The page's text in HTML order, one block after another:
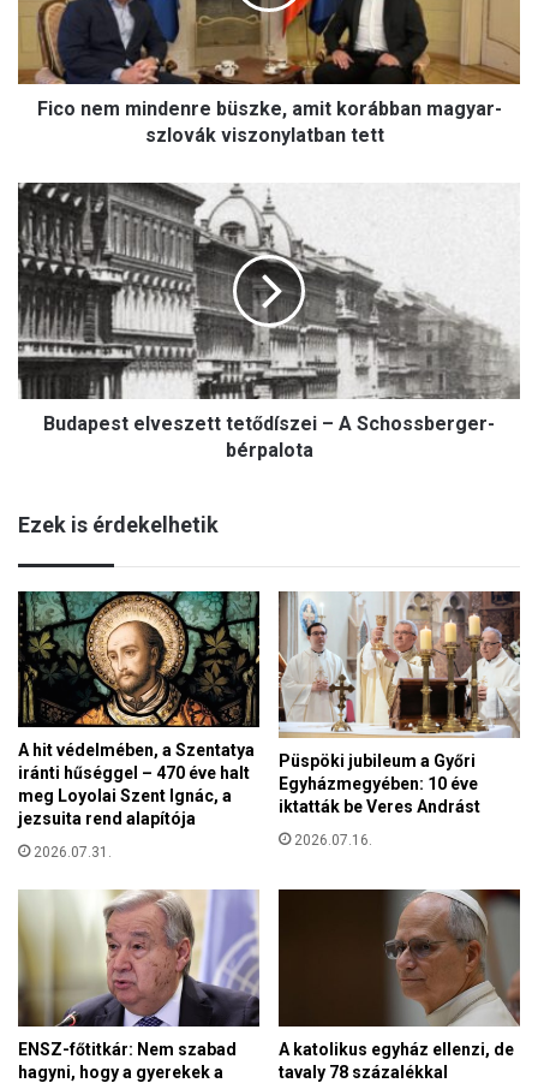
korábban
magyar-
szlovák
viszonylatban
tettFico nem mindenre büszke, amit korábban magyar-
szlovák viszonylatban tett
Budapest
elveszett
tetődíszei
–
A
Schossberger-
bérpalota
Budapest elveszett tetődíszei – A Schossberger-
bérpalota
Ezek is érdekelhetik
A hit védelmében, a Szentatya
iránti hűséggel – 470 éve halt
meg Loyolai Szent Ignác, a
jezsuita rend alapítója
2026.07.31.
Püspöki jubileum a Győri
Egyházmegyében: 10 éve
iktatták be Veres Andrást
2026.07.16.
ENSZ-főtitkár: Nem szabad
hagyni, hogy a gyerekek a
A katolikus egyház ellenzi, de
tavaly 78 százalékkal